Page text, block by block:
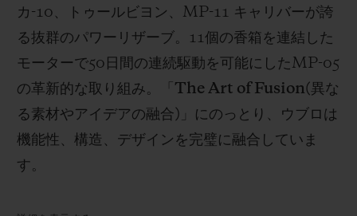
カ -10 、トゥールビヨン、 MP-11 キャリバーが誇
る抜群のパワーリザーブ。 11個の香箱を連結した
モーターで50 日間の連続駆動を可能にしたMP-05
の革新的な取り組み。「 The Art of Fusion(異な
る素材やアイデアの融合) 」にのっとり、ウブロは
機能性、構造、デザインを完璧に融合していま
す。